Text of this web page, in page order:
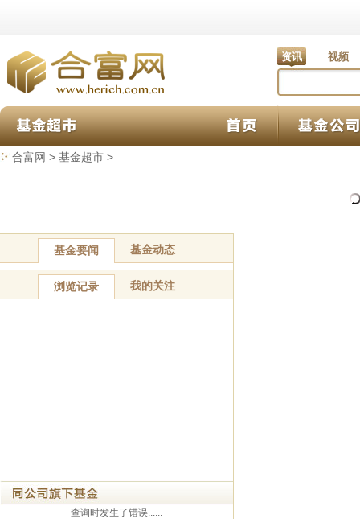
资讯 视频
合富网 > 基金超市 >
基金要闻 基金动态
浏览记录 我的关注
查询时发生了错误......